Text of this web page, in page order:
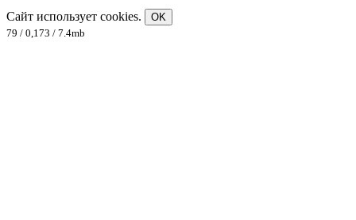
Сайт использует cookies.
OK
79 / 0,173 / 7.4mb